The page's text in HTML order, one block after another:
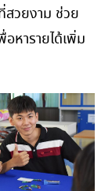
สวยงาม ช่วย
หารายได้เพิ่ม